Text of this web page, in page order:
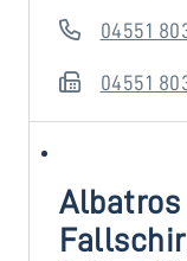
04551
04551
Albatros